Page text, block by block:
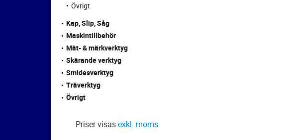
Övrigt
Kap, Slip, Såg
Maskintillbehör
Mät- & märkverktyg
Skärande verktyg
Smidesverktyg
Träverktyg
Övrigt
Priser visasexkl. moms